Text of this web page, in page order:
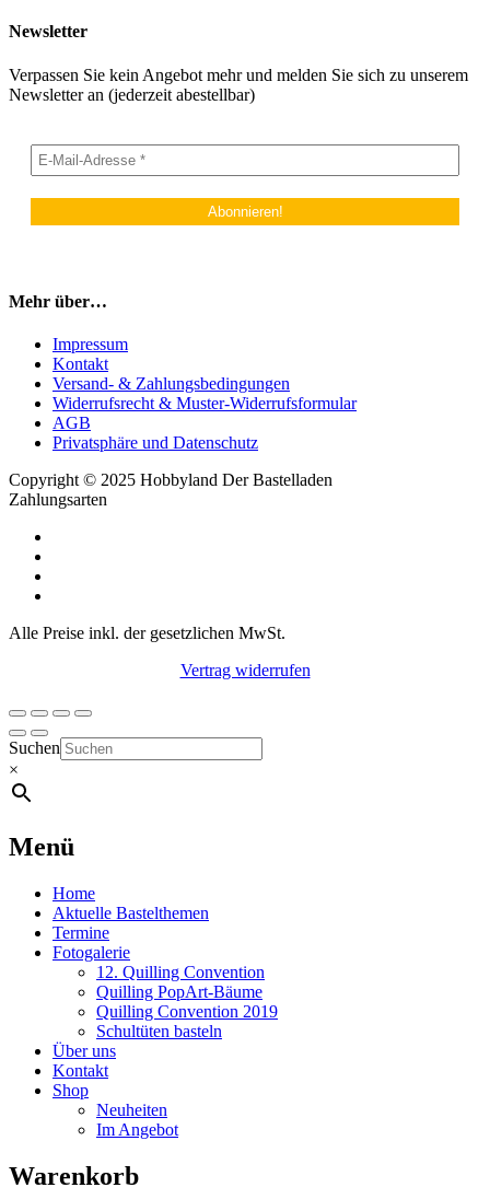
Newsletter
Verpassen Sie kein Angebot mehr und melden Sie sich zu unserem
Newsletter an (jederzeit abestellbar)
Mehr über…
Impressum
Kontakt
Versand- & Zahlungsbedingungen
Widerrufsrecht & Muster-Widerrufsformular
AGB
Privatsphäre und Datenschutz
Copyright © 2025 Hobbyland Der Bastelladen
Zahlungsarten
Alle Preise inkl. der gesetzlichen MwSt.
Vertrag widerrufen
Suchen
×
Menü
Home
Aktuelle Bastelthemen
Termine
Fotogalerie
12. Quilling Convention
Quilling PopArt-Bäume
Quilling Convention 2019
Schultüten basteln
Über uns
Kontakt
Shop
Neuheiten
Im Angebot
Warenkorb